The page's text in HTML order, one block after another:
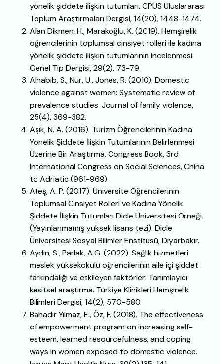
yönelik şiddete ilişkin tutumları. OPUS Uluslararası
Toplum Araştırmaları Dergisi, 14(20), 1448-1474.
Alan Dikmen, H., Marakoğlu, K. (2019). Hemşirelik
öğrencilerinin toplumsal cinsiyet rolleri ile kadına
yönelik şiddete ilişkin tutumlarının incelenmesi.
Genel Tip Dergisi, 29(2), 73-79.
Alhabib, S., Nur, U., Jones, R. (2010). Domestic
violence against women: Systematic review of
prevalence studies. Journal of family violence,
25(4), 369-382.
Aşık, N. A. (2016). Turizm Öğrencilerinin Kadına
Yönelik Şiddete İlişkin Tutumlarının Belirlenmesi
Üzerine Bir Araştırma. Congress Book, 3rd
International Congress on Social Sciences, China
to Adriatic (961-969).
Ateş, A. P. (2017). Üniversite Öğrencilerinin
Toplumsal Cinsiyet Rolleri ve Kadına Yönelik
Şiddete İlişkin Tutumları Dicle Üniversitesi Örneği.
(Yayınlanmamış yüksek lisans tezi). Dicle
Üniversitesi Sosyal Bilimler Enstitüsü, Diyarbakır.
Aydin, S., Parlak, A.G. (2022). Sağlık hizmetleri
meslek yüksekokulu öğrencilerinin aile içi şiddet
farkındalığı ve etkileyen faktörler: Tanımlayıcı
kesitsel araştırma. Türkiye Klinikleri Hemşirelik
Bilimleri Dergisi, 14(2), 570-580.
Bahadır Yılmaz, E., Öz, F. (2018). The effectiveness
of empowerment program on increasing self-
esteem, learned resourcefulness, and coping
ways in women exposed to domestic violence.